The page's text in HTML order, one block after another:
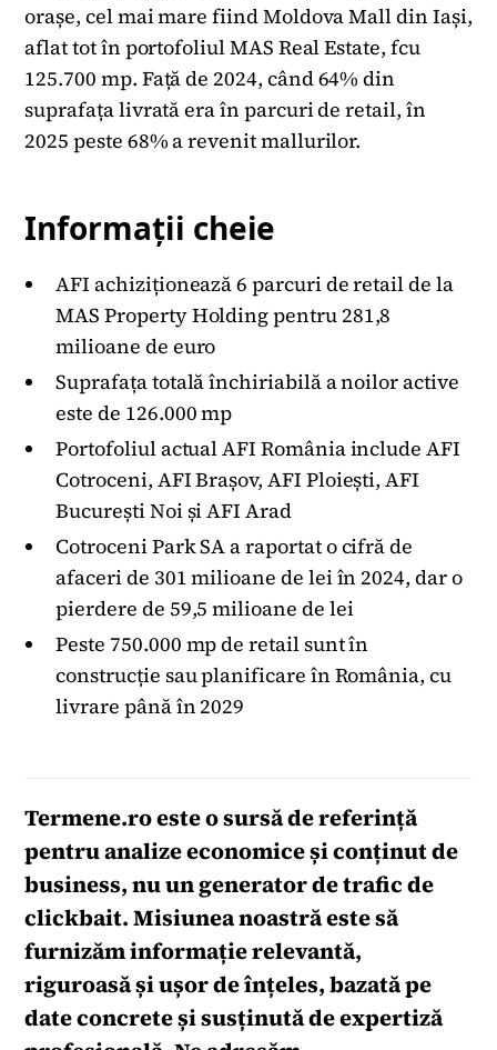
orașe, cel mai mare fiind Moldova Mall din Iași,
aflat tot în portofoliul MAS Real Estate, fcu
125.700 mp. Față de 2024, când 64% din
suprafața livrată era în parcuri de retail, în
2025 peste 68% a revenit mallurilor.
Informații cheie
AFI achiziționează 6 parcuri de retail de la
MAS Property Holding pentru 281,8
milioane de euro
Suprafața totală închiriabilă a noilor active
este de 126.000 mp
Portofoliul actual AFI România include AFI
Cotroceni, AFI Brașov, AFI Ploiești, AFI
București Noi și AFI Arad
Cotroceni Park SA a raportat o cifră de
afaceri de 301 milioane de lei în 2024, dar o
pierdere de 59,5 milioane de lei
Peste 750.000 mp de retail sunt în
construcție sau planificare în România, cu
livrare până în 2029
Termene.roeste o sursă de referință
pentru analize economice și conținut de
business, nu un generator de trafic de
clickbait. Misiunea noastră este să
furnizăm informație relevantă,
riguroasă și ușor de înțeles, bazată pe
date concrete și susținută de expertiză